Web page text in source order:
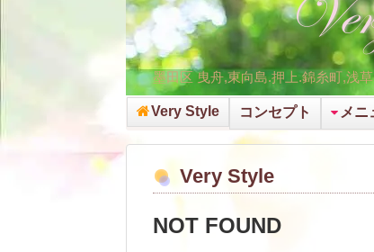
墨田区 曳舟,東向島.押上.錦糸町,浅
Very Style コンセプト メニ
Very Style
NOT FOUND